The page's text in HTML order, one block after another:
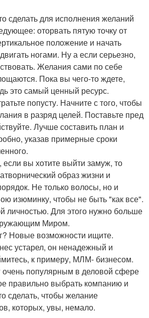
сделать для исполнения желаний
оторвать пятую точку от
положение и начать
ногами. Ну а если серьезно,
Желания сами по себе
Пока вы чего-то ждете,
это самый ценный ресурс.
попусту. Начните с того, чтобы
в разряд целей. Поставьте пред
Лучше составить план и
указав примерные сроки
вы хотите выйти замуж, то
образ жизни и
Не только волосы, но и
изюминку, чтобы не быть "как все".
личностью. Для этого нужно больше
Миром.
Новые возможности ищите.
устарел, он ненадежный и
к примеру, МЛМ- бизнесом.
очень популярным в деловой сфере
правильно выбрать компанию и
сделать, чтобы желание
которых, увы, немало.